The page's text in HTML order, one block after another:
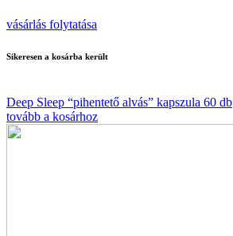
vásárlás folytatása
Sikeresen a kosárba került
Deep Sleep “pihentető alvás” kapszula 60 db
tovább a kosárhoz